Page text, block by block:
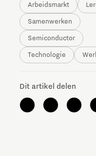
Integrated
The Gate voor tech
Hoe bescherm ik
Brainport
Arbeidsmarkt
Samenwerken
Semiconductor
Technologie
Dit artikel delen